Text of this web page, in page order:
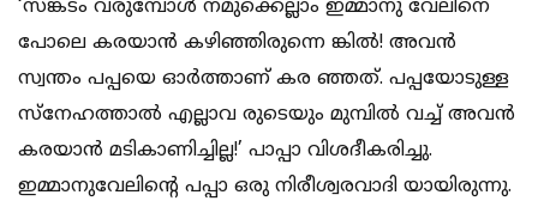
‘സങ്കടം വരുമ്പോള്‍ നമുക്കെല്ലാം ഇമ്മാനു വേലിനെ
പോലെ കരയാന്‍ കഴിഞ്ഞിരുന്നെ ങ്കില്‍! അവന്‍
സ്വന്തം പപ്പയെ ഓര്‍ത്താണ് കര ഞ്ഞത്. പപ്പയോടുള്ള
സ്നേഹത്താല്‍ എല്ലാവ രുടെയും മുമ്പില്‍ വച്ച് അവന്‍
കരയാന്‍ മടികാണിച്ചില്ല!’ പാപ്പാ വിശദീകരിച്ചു.
ഇമ്മാനുവേലിന്റെ പപ്പാ ഒരു നിരീശ്വരവാദി യായിരുന്നു.